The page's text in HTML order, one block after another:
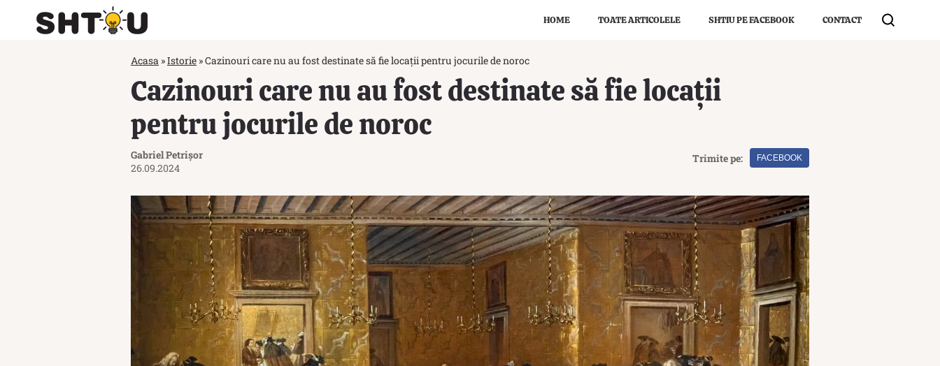
HOME TOATE ARTICOLELE SHTIU PE FACEBOOK CONTACT
Acasa »Istorie »Cazinouri care nu au fost destinate să fie locații pentru jocurile de noroc
Cazinouri care nu au fost destinate să fie locații
pentru jocurile de noroc
Gabriel Petrișor
26.09.2024
Trimite pe: FACEBOOK